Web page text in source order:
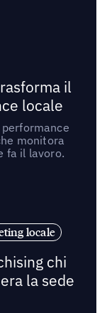
il
locale
monitora
fa il lavoro.
locale
chi
la sede